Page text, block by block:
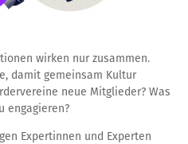
wirken nur zusammen.
damit gemeinsam Kultur
neue Mitglieder? Was
engagieren?
Expertinnen und Experten